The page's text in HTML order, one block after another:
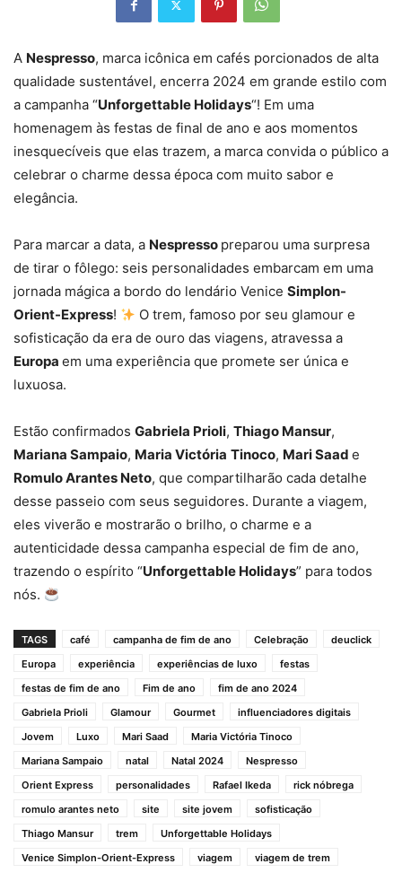
A Nespresso, marca icônica em cafés porcionados de alta
qualidade sustentável, encerra 2024 em grande estilo com
a campanha “Unforgettable Holidays“! Em uma
homenagem às festas de final de ano e aos momentos
inesquecíveis que elas trazem, a marca convida o público a
celebrar o charme dessa época com muito sabor e
elegância.
Para marcar a data, a Nespresso preparou uma surpresa
de tirar o fôlego: seis personalidades embarcam em uma
jornada mágica a bordo do lendário Venice Simplon-
Orient-Express!
O trem, famoso por seu glamour e
sofisticação da era de ouro das viagens, atravessa a
Europa em uma experiência que promete ser única e
luxuosa.
Estão confirmados Gabriela Prioli, Thiago Mansur,
Mariana Sampaio, Maria Victória Tinoco, Mari Saad e
Romulo Arantes Neto, que compartilharão cada detalhe
desse passeio com seus seguidores. Durante a viagem,
eles viverão e mostrarão o brilho, o charme e a
autenticidade dessa campanha especial de fim de ano,
trazendo o espírito “Unforgettable Holidays” para todos
nós.
TAGS café campanha de fim de ano Celebração
deuclick
Europa
experiência experiências de luxo
festas
festas de fim de ano
Fim de ano
fim de ano 2024
Gabriela Prioli
Glamour Gourmet
influenciadores digitais
Jovem
Luxo Mari Saad
Maria Victória Tinoco
Mariana Sampaio
natal Natal 2024
Nespresso
Orient Express
personalidades Rafael Ikeda
rick nóbrega
romulo arantes neto
site site jovem
sofisticação
Thiago Mansur
trem
Unforgettable Holidays
Venice Simplon-Orient-Express
viagem viagem de trem